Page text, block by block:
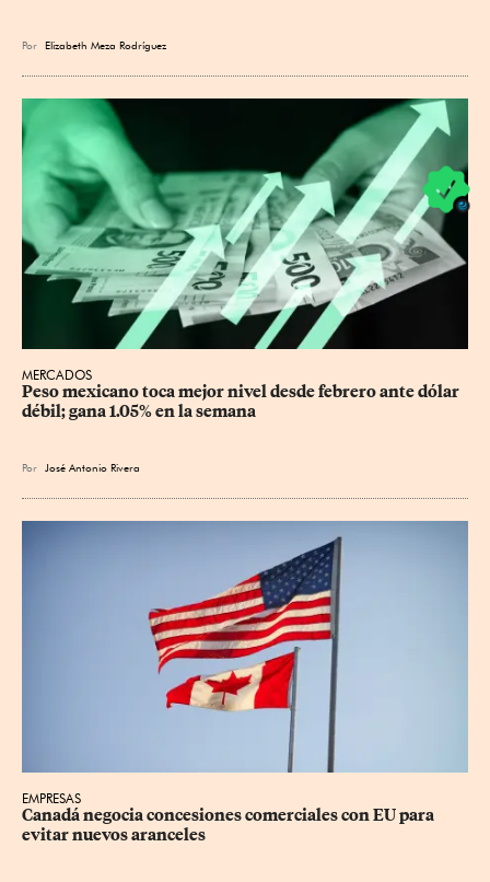
Por Elizabeth Meza Rodríguez
MERCADOS
Peso mexicano toca mejor nivel desde febrero ante dólar
débil; gana 1.05% en la semana
Por José Antonio Rivera
EMPRESAS
Canadá negocia concesiones comerciales con EU para
evitar nuevos aranceles